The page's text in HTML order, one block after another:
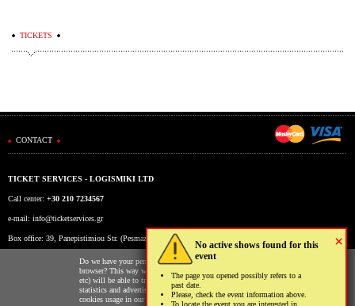
×
No active shows found for this
event
The page you opened possibly refers to a
past date.
Please, check the event information above.
To locate the event you are interested in,
TICKETS
CONTACT
TICKET SERVICES - LOGISMIKI LTD
Call center: +30 210 7234567
e-mail: info@ticketservices.gr
Box office: 39, Panepistimiou Str. (Pesmazoglou Arc), Athens, Greece
Working hours: Mon-Fri: 9am-5pmDo we have your permission to store cookies to your
browser? This way we and third parties (Google, Facebook
etc) will be able to track your usage of our website for
statistics and advertising reasons. You may read more on the
cookies usage in our website clickinghere.